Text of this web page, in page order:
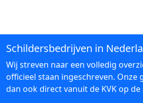
Schildersbedrijven in
Wij streven naar een volledig
officieel staan ingeschreven. Onze
dan ook direct vanuit de KVK op